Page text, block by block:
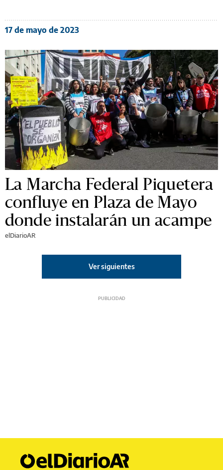
17 de mayo de 2023
La Marcha Federal Piquetera
confluye en Plaza de Mayo
donde instalarán un acampe
elDiarioAR
Ver siguientes